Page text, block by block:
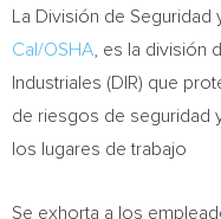
La División de
Cal/OSHA , es la división
Industriales (DIR) que
de riesgos de seguridad
los lugares de trabajo
Se exhorta a los